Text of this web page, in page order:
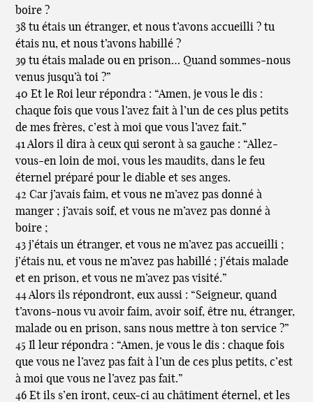
boire ?
38 tu étais un étranger, et nous t’avons accueilli ? tu
étais nu, et nous t’avons habillé ?
39 tu étais malade ou en prison… Quand sommes-nous
venus jusqu’à toi ?”
40 Et le Roi leur répondra : “Amen, je vous le dis :
chaque fois que vous l’avez fait à l’un de ces plus petits
de mes frères, c’est à moi que vous l’avez fait.”
41 Alors il dira à ceux qui seront à sa gauche : “Allez-
vous-en loin de moi, vous les maudits, dans le feu
éternel préparé pour le diable et ses anges.
42 Car j’avais faim, et vous ne m’avez pas donné à
manger ; j’avais soif, et vous ne m’avez pas donné à
boire ;
43 j’étais un étranger, et vous ne m’avez pas accueilli ;
j’étais nu, et vous ne m’avez pas habillé ; j’étais malade
et en prison, et vous ne m’avez pas visité.”
44 Alors ils répondront, eux aussi : “Seigneur, quand
t’avons-nous vu avoir faim, avoir soif, être nu, étranger,
malade ou en prison, sans nous mettre à ton service ?”
45 Il leur répondra : “Amen, je vous le dis : chaque fois
que vous ne l’avez pas fait à l’un de ces plus petits, c’est
à moi que vous ne l’avez pas fait.”
46 Et ils s’en iront, ceux-ci au châtiment éternel, et les